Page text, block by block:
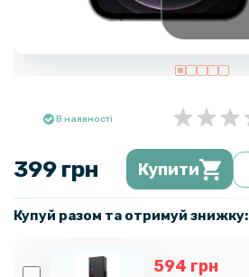
В наявності
399 грн Купити
Купуй разом та отримуй знижку:
594 грн